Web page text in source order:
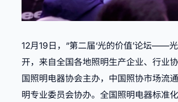
12月19日，“第二届‘光的价值’论坛——
开， 来自全国各地照明生产企业、行业
国照明电器协会主办，中国照协市场流
明专业委员会协办。全国照明电器标准